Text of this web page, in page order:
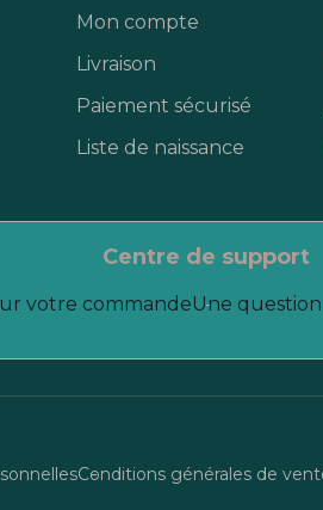
Mon compte
Livraison
Paiement sécurisé
Liste de naissance
centre de support
votre commandeUne
Conditions générales de